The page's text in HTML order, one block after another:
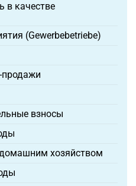
в качестве
(Gewerbebetriebe)
продажи
взносы
хозяйством